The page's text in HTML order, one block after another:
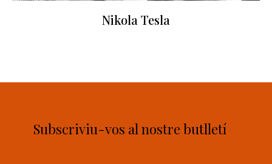
Nikola Tesla
Subscriviu-vos al nostre butlletí